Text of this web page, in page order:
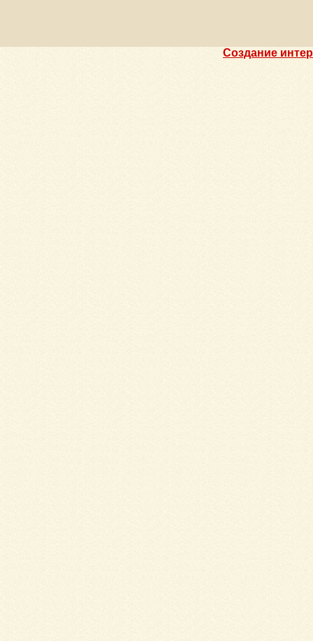
Создание